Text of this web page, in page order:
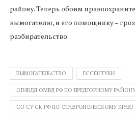
району. Теперь обоим
вымогателю, и его помощнику –
разбирательство.
ВЫМОГАТЕЛЬСТВО ЕССЕНТУКИ
ОГИБДД ОМВД РФ ПО ПРЕДГОРНОМУ
СО СУ СК РФ ПО СТАВРОПОЛЬСКОМУ КРАЮ